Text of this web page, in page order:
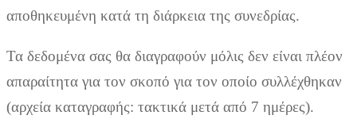
αποθηκευμένη κατά τη διάρκεια της συνεδρίας.
Τα δεδομένα σας θα διαγραφούν μόλις δεν είναι πλέον
απαραίτητα για τον σκοπό για τον οποίο συλλέχθηκαν
(αρχεία καταγραφής: τακτικά μετά από 7 ημέρες).